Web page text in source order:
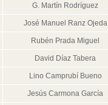
G. Martín Rodríguez
José Manuel Ranz Ojeda
Rubén Prada Miguel
David Díaz Tabera
Lino Camprubí Bueno
Jesús Carmona García